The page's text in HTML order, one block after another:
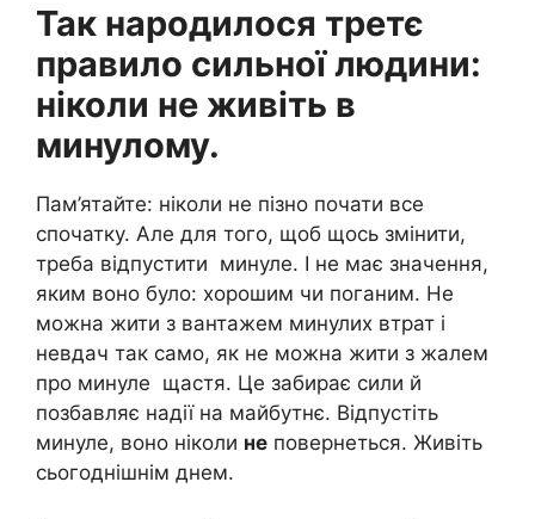
Так народилося третє
правило сильної людини:
ніколи не живіть в
минулому.
Пам’ятайте: ніколи не пізно почати все
спочатку. Але для того, щоб щось змінити,
треба відпустити минуле. І не має значення,
яким воно було: хорошим чи поганим. Не
можна жити з вантажем минулих втрат і
невдач так само, як не можна жити з жалем
про минуле щастя. Це забирає сили й
позбавляє надії на майбутнє. Відпустіть
минуле, воно ніколи не повернеться. Живіть
сьогоднішнім днем.